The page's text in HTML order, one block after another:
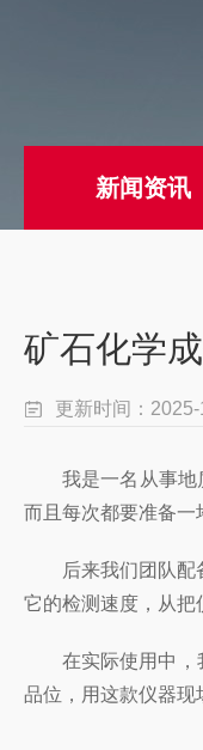
新闻资讯
矿石化学
更新时间：2025-
我是一名从事地质
而且每次都要准备一
后来我们团队配备
它的检测速度，从把
在实际使用中，我
品位，用这款仪器现